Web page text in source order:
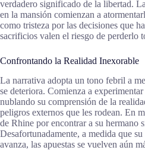
verdadero significado de la libertad.
en la mansión comienzan a
como tristeza por las decisiones que
sacrificios valen el riesgo de perderlo
Confrontando la Realidad Inexorable
La narrativa adopta un tono febril a
se deteriora. Comienza a
nublando su comprensión de la
peligros externos que les rodean. En
de Rhine por encontrar a su hermano
Desafortunadamente, a medida que
avanza, las apuestas se vuelven aún